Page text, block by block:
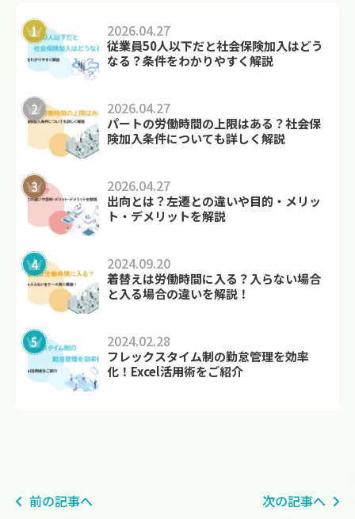
従業員50人以下だと社会保険加入はどう
なる？条件をわかりやすく解説
2026.04.27
パートの労働時間の上限はある？社会保
険加入条件についても詳しく解説
2026.04.27
出向とは？左遷との違いや目的・メリッ
ト・デメリットを解説
2026.04.27
着替えは労働時間に入る？入らない場合
と入る場合の違いを解説！
2024.09.20
フレックスタイム制の勤怠管理を効率
化！Excel活用術をご紹介
2024.02.28
前の記事へ 次の記事へ